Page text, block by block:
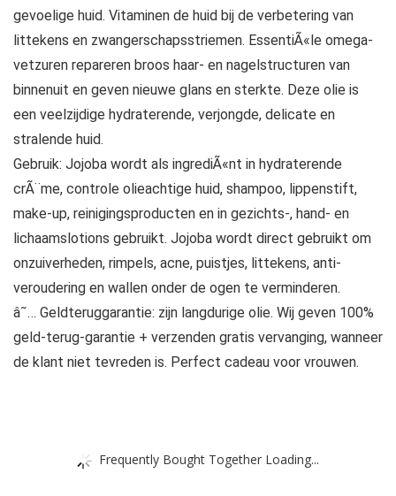
gevoelige huid. Vitaminen de huid bij de verbetering van
littekens en zwangerschapsstriemen. EssentiÃ«le omega-
vetzuren repareren broos haar- en nagelstructuren van
binnenuit en geven nieuwe glans en sterkte. Deze olie is
een veelzijdige hydraterende, verjongde, delicate en
stralende huid.
Gebruik: Jojoba wordt als ingrediÃ«nt in hydraterende
crÃ¨me, controle olieachtige huid, shampoo, lippenstift,
make-up, reinigingsproducten en in gezichts-, hand- en
lichaamslotions gebruikt. Jojoba wordt direct gebruikt om
onzuiverheden, rimpels, acne, puistjes, littekens, anti-
veroudering en wallen onder de ogen te verminderen.
â˜… Geldteruggarantie: zijn langdurige olie. Wij geven 100%
geld-terug-garantie + verzenden gratis vervanging, wanneer
de klant niet tevreden is. Perfect cadeau voor vrouwen.
Frequently Bought Together Loading...